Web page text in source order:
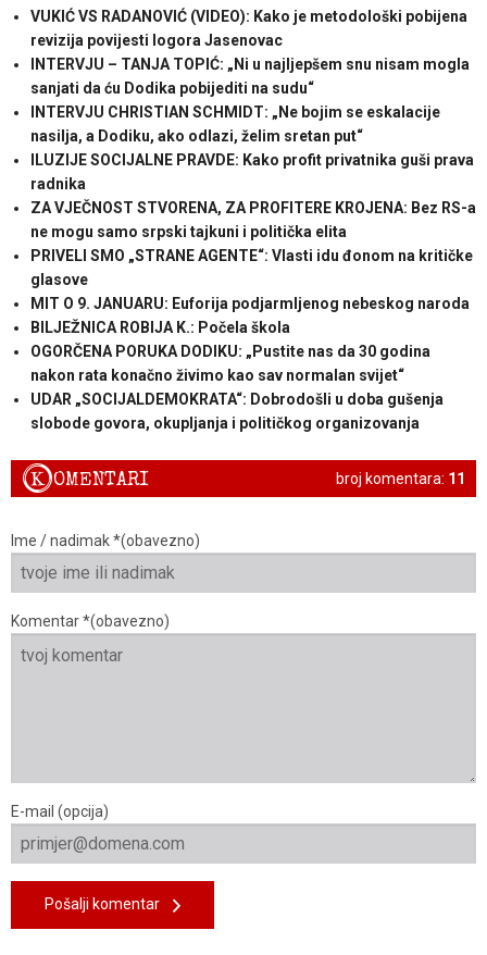
VUKIĆ VS RADANOVIĆ (VIDEO): Kako je metodološki pobijena
revizija povijesti logora Jasenovac
INTERVJU – TANJA TOPIĆ: „Ni u najljepšem snu nisam mogla
sanjati da ću Dodika pobijediti na sudu“
INTERVJU CHRISTIAN SCHMIDT: „Ne bojim se eskalacije
nasilja, a Dodiku, ako odlazi, želim sretan put“
ILUZIJE SOCIJALNE PRAVDE: Kako profit privatnika guši prava
radnika
ZA VJEČNOST STVORENA, ZA PROFITERE KROJENA: Bez RS-a
ne mogu samo srpski tajkuni i politička elita
PRIVELI SMO „STRANE AGENTE“: Vlasti idu đonom na kritičke
glasove
MIT O 9. JANUARU: Euforija podjarmljenog nebeskog naroda
BILJEŽNICA ROBIJA K.: Počela škola
OGORČENA PORUKA DODIKU: „Pustite nas da 30 godina
nakon rata konačno živimo kao sav normalan svijet“
UDAR „SOCIJALDEMOKRATA“: Dobrodošli u doba gušenja
slobode govora, okupljanja i političkog organizovanja
broj komentara: 11
KOMENTARI
Ime / nadimak *(obavezno)
Komentar *(obavezno)
E-mail (opcija)
Pošalji komentar